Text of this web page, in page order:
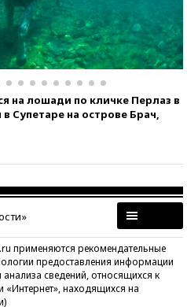
на лошади по кличке Перлаз в
Супетаре на острове Брач,
применяются рекомендательные
предоставления информации
сведений, относящихся к
«Интернет», находящихся на